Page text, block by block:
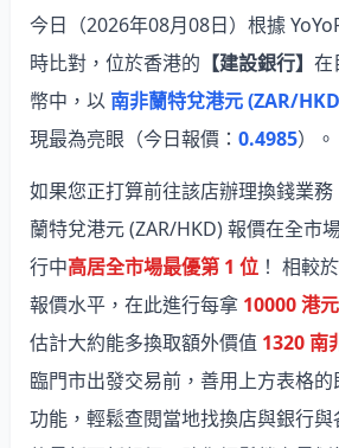
今日（2026年08月08日）根據
時比對，位於香港的 【建設銀行】 在
幣中，以 南非蘭特兌港元 (ZAR/
現最為亮眼 （今日報價： 0.4985）。
如果您正打算前往該店辦理換錢業
蘭特兌港元 (ZAR/HKD) 報價在全市
行中高居全市場最優第 1 位 ！ 相較
報價水平，在此進行每拿 10000 港元
估計大約能多換取額外價值 1320 南
臨門市出發交易前，善用上方表格
功能，輕鬆查閱當地找換店與銀行